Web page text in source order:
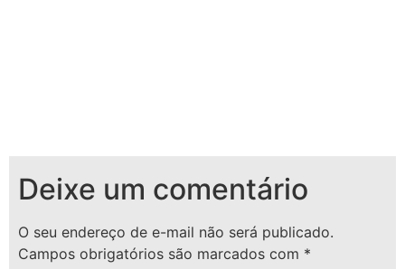
Deixe um comentário
O seu endereço de e-mail não será publicado.
Campos obrigatórios são marcados com *